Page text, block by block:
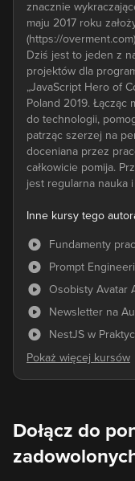
znacznie
maju 2017 roku
(https://
Dziś jest to jeden z
projektów dla
„JavaScript Hero of
Poland 2019. Łącząc
do technologii,
patrząc szerzej na
doceniana przez
całkowicie pomija.
jest regularna nauka
Inne kursy tego
Fundamenty
Prompt
Osobisty Avatar
Newsletter na
NestJS w
Dołącz do